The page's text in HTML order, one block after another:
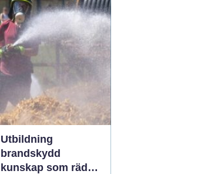
teknik. Många bilägare
söker därför
Utbildning
brandskydd
kunskap som räddar